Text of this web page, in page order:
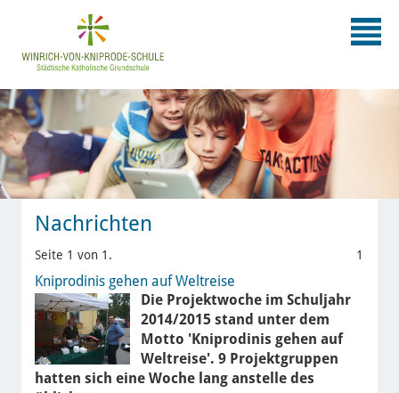
Nachrichten
Seite 1 von 1. 1
Kniprodinis gehen auf Weltreise
Die Projektwoche im Schuljahr
2014/2015 stand unter dem
Motto 'Kniprodinis gehen auf
Weltreise'. 9 Projektgruppen
hatten sich eine Woche lang anstelle des